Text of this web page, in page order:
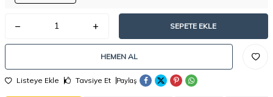
SEPETE EKLE
HEMEN AL
Listeye Ekle Tavsiye Et Paylaş